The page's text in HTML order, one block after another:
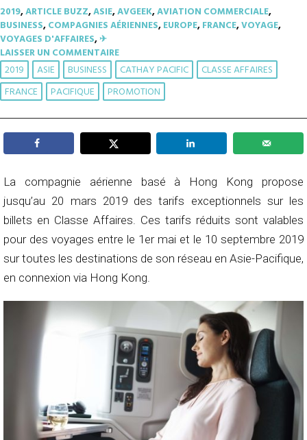
2019,ARTICLE BUZZ,ASIE,AVGEEK,AVIATION COMMERCIALE,
BUSINESS,COMPAGNIES AÉRIENNES,EUROPE,FRANCE,VOYAGE,
VOYAGES D'AFFAIRES,✈︎
LAISSER UN COMMENTAIRE
2019 ASIE BUSINESS CATHAY PACIFIC
CLASSE AFFAIRES
FRANCE
PACIFIQUE PROMOTION
La compagnie aérienne basé à Hong Kong propose
jusqu’au 20 mars 2019 des tarifs exceptionnels sur les
billets en Classe Affaires. Ces tarifs réduits sont valables
pour des voyages entre le 1er mai et le 10 septembre 2019
sur toutes les destinations de son réseau en Asie-Pacifique,
en connexion via Hong Kong.